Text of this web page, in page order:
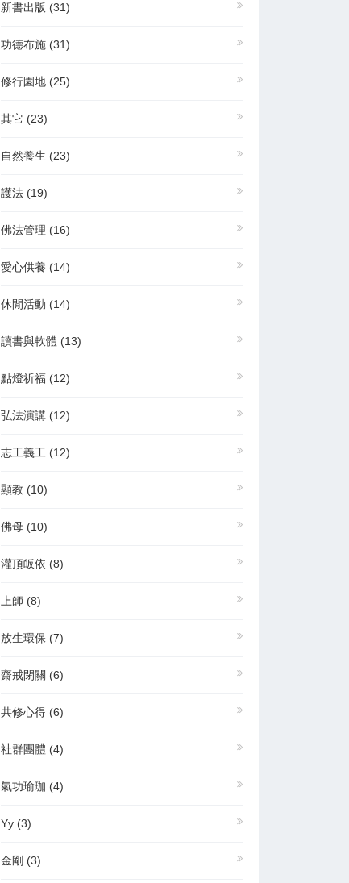
新書出版 (31)
功德布施 (31)
修行園地 (25)
其它 (23)
自然養生 (23)
護法 (19)
佛法管理 (16)
愛心供養 (14)
休閒活動 (14)
讀書與軟體 (13)
點燈祈福 (12)
弘法演講 (12)
志工義工 (12)
顯教 (10)
佛母 (10)
灌頂皈依 (8)
上師 (8)
放生環保 (7)
齋戒閉關 (6)
共修心得 (6)
社群團體 (4)
氣功瑜珈 (4)
Yy (3)
金剛 (3)